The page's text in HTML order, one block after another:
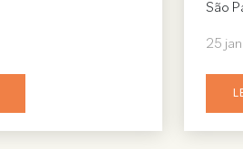
São
25